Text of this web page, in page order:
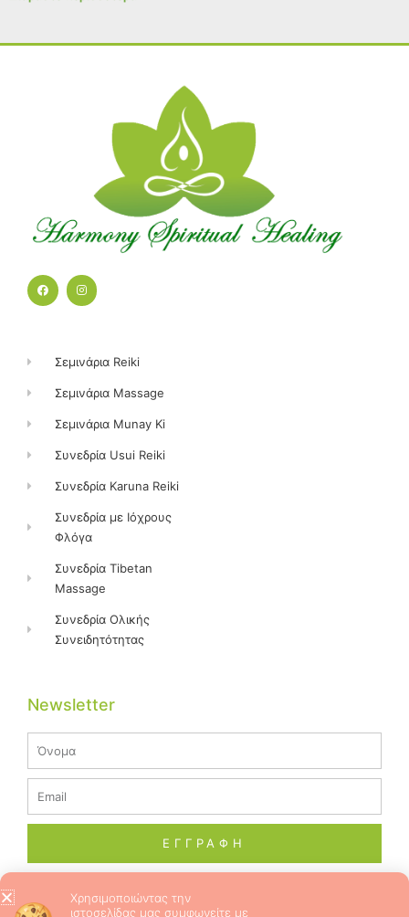
F
a
I
n
m
Σεμινάρια Reiki
Σεμινάρια Massage
Σεμινάρια Munay Ki
Συνεδρία Usui Reiki
Συνεδρία Karuna Reiki
Συνεδρία με Ιόχρους
Φλόγα
Συνεδρία Tibetan
Massage
Συνεδρία Ολικής
Συνειδητότητας
Newsletter
ΕΓΓΡΑΦΗ
Χρησιμοποιώντας την
ιστοσελίδας μας συμφωνείτε με